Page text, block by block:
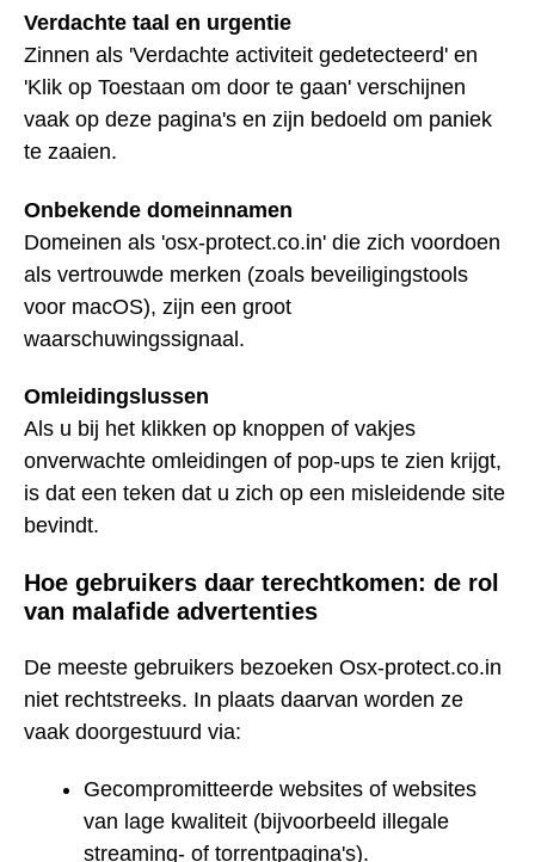
Verdachte taal en urgentie
Zinnen als 'Verdachte activiteit gedetecteerd' en
'Klik op Toestaan om door te gaan' verschijnen
vaak op deze pagina's en zijn bedoeld om paniek
te zaaien.
Onbekende domeinnamen
Domeinen als 'osx-protect.co.in' die zich voordoen
als vertrouwde merken (zoals beveiligingstools
voor macOS), zijn een groot
waarschuwingssignaal.
Omleidingslussen
Als u bij het klikken op knoppen of vakjes
onverwachte omleidingen of pop-ups te zien krijgt,
is dat een teken dat u zich op een misleidende site
bevindt.
Hoe gebruikers daar terechtkomen: de rol
van malafide advertenties
De meeste gebruikers bezoeken Osx-protect.co.in
niet rechtstreeks. In plaats daarvan worden ze
vaak doorgestuurd via:
Gecompromitteerde websites of websites
van lage kwaliteit (bijvoorbeeld illegale
streaming- of torrentpagina's).